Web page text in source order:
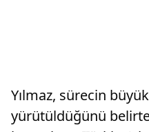
Yılmaz, sürecin
yürütüldüğünü